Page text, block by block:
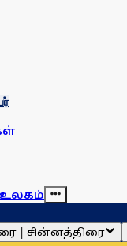
உலகம்
| சின்னத்திரை